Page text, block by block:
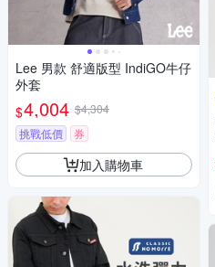
Lee 男款 舒適版型 IndiGO牛仔
外套
$4,004 $4,304
挑戰低價
券
加入購物車